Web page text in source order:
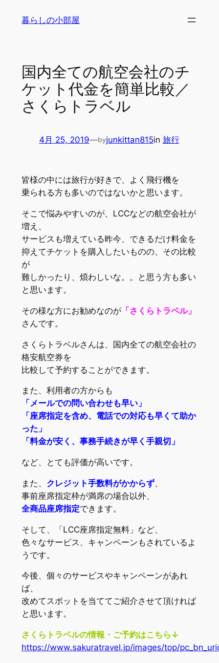
暮らしの小部屋
国内全ての航空会社のチ
ケット代金を簡単比較／
さくらトラベル
4月 25, 2019—byjunkittan815in 旅行
皆様の中には旅行が好きで、よく飛行機を
乗られる方も多いのではないかと思います。
そこで悩みやすいのが、LCCなどの航空会社が
増え、
サービスも増えている昨今、できるだけ料金を
抑えてチケットを購入したいものの、その比較
が
難しかったり、煩わしいな。。と思う方も多い
と思います。
その様な方にお勧めなのが「さくらトラベル」
さんです。
さくらトラベルさんは、国内全ての航空会社の
格安航空券を
比較して予約することができます。
また、利用者の方からも
「メールでの問い合わせも早い」
「座席指定を含め、電話での対応も早くて助か
った」
「料金が安く、事務手続きが早く手親切」
など、とても評価が高いです。
また、 クレジット手数料がかからず、
事前座席指定枠が満席の場合以外、
全商品座席指定できます。
そして、「LCC座席指定無料」など、
色々なサービス、キャンペーンもされているよ
うです。
今後、個々のサービスやキャンペーンがあれ
ば、
改めてスポットを当ててご紹介させて頂ければ
と思います。
さくらトラベルの情報・ご予約はこちら↓
https://www.sakuratravel.jp/images/top/